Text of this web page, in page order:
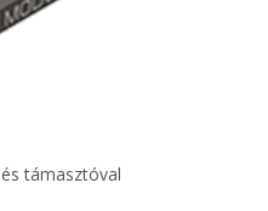
támasztóval